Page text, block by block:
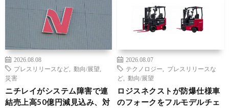
2026.08.08
プレスリリースなど
動向/展望
災害
ニチレイがシステム障害で連
結売上高50億円減見込み、対
2026.08.07
テクノロジー
プレスリリースな
ど
動向/展望
ロジスネクストが防爆仕様車
のフォークをフルモデルチェ